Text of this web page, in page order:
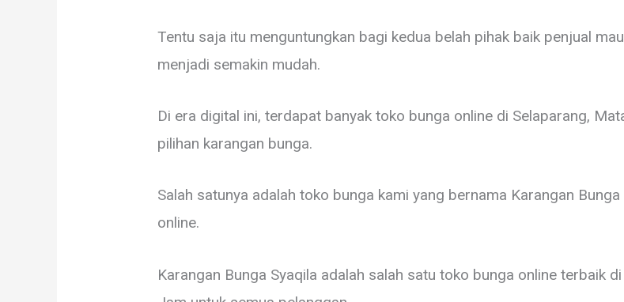
Tentu saja itu menguntungkan bagi kedua belah pihak baik penjual
menjadi semakin mudah.
Di era digital ini, terdapat banyak toko bunga online di Selaparang,
pilihan karangan bunga.
Salah satunya adalah toko bunga kami yang bernama Karangan
online.
Karangan Bunga Syaqila adalah salah satu toko bunga online terbaik